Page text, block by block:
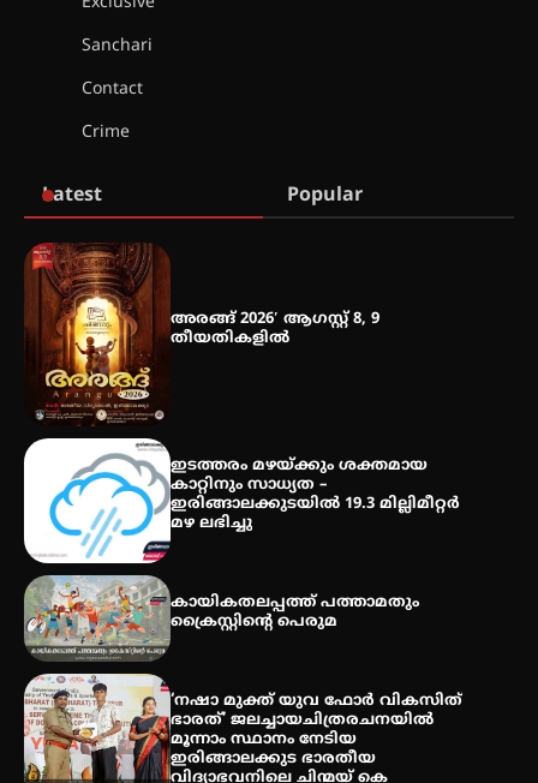
Sanchari
Contact
Crime
Latest Popular
അരങ്ങ് 2026′ ആഗസ്റ്റ് 8, 9
തീയതികളിൽ
ഇടത്തരം മഴയ്ക്കും ശക്തമായ
കാറ്റിനും സാധ്യത –
ഇരിങ്ങാലക്കുടയിൽ 19.3 മില്ലിമീറ്റർ
മഴ ലഭിച്ചു
കായികതലപ്പത്ത് പത്താമതും
ക്രൈസ്റ്റിന്റെ പെരുമ
‘നഷാ മുക്ത് യുവ ഫോർ വികസിത്
ഭാരത്’ ജലച്ചായചിത്രരചനയിൽ
മൂന്നാം സ്ഥാനം നേടിയ
ഇരിങ്ങാലക്കുട ഭാരതീയ
വിദ്യാഭവനിലെ ചിന്മയ് കെ